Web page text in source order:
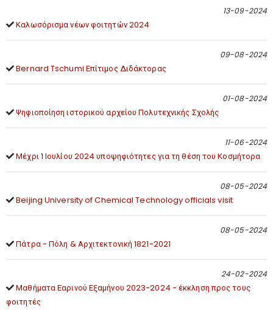
13-09-2024
Καλωσόρισμα νέων φοιτητών 2024
09-08-2024
Bernard Tschumi Επίτιμος Διδάκτορας
01-08-2024
Ψηφιοποίηση ιστορικού αρχείου Πολυτεχνικής Σχολής
11-06-2024
Μέχρι 1 Ιουλίου 2024 υποψηφιότητες για τη θέση του Κοσμήτορα
08-05-2024
Beijing University of Chemical Technology officials visit
08-05-2024
Πάτρα - Πόλη & Αρχιτεκτονική 1821-2021
24-02-2024
Μαθήματα Εαρινού Εξαμήνου 2023-2024 - έκκληση προς τους
φοιτητές